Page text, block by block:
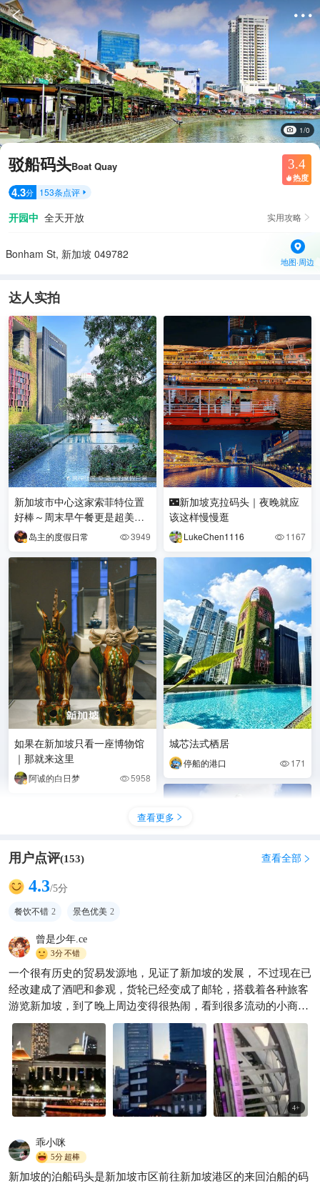
 
1/0
驳船码头Boat Quay 3.4
 热度
4.3分 153条点评 
开园中 全天开放 实用攻略 
Bonham St, 新加坡 049782
地图·周边
达人实拍
新加坡市中心这家索菲特位置
好棒～周末早午餐更是超美
味！岛主的度假日常 3949
如果在新加坡只看一座博物馆
｜那就来这里
阿诚的白日梦 5958
🌃新加坡克拉码头｜夜晚就应
该这样慢慢逛
LukeChen1116  1167
城芯法式栖居
停船的港口  171
查看更多 
用户点评(153) 查看全部 
4.3/5分
餐饮不错 2 景色优美 2
曾是少年.ce
3分不错
一个很有历史的贸易发源地，见证了新加坡的发展， 不过现在已
经改建成了酒吧和参观，货轮已经变成了邮轮，搭载着各种旅客
游览新加坡，到了晚上周边变得很热闹，看到很多流动的小商贩
在摆卖，震耳欲聋的音乐声和欢呼声也流泻出来，河的两岸可是
灯火通明，可以找一家有情调的西餐厅或酒吧，安静地享用美食
和欣赏美丽的夜景。
4+
乖小咪
5分超棒
新加坡的泊船码头是新加坡市区前往新加坡港区的来回泊船的码